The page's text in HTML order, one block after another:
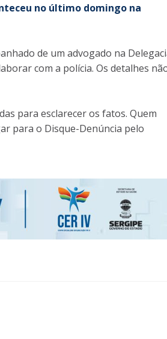
no último domingo na
de um advogado na
com a polícia. Os detalhes
para esclarecer os fatos. Quem
para o Disque-Denúncia pelo